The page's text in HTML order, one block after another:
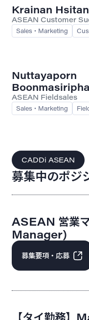
Krainan
ASEAN Customer
Sales・Marketing
Nuttayaporn
ASEAN Fieldsales
Sales・Marketing
CADDi ASEAN
募集中のポジ
ASEAN 営業
Manager)
募集要項・応募